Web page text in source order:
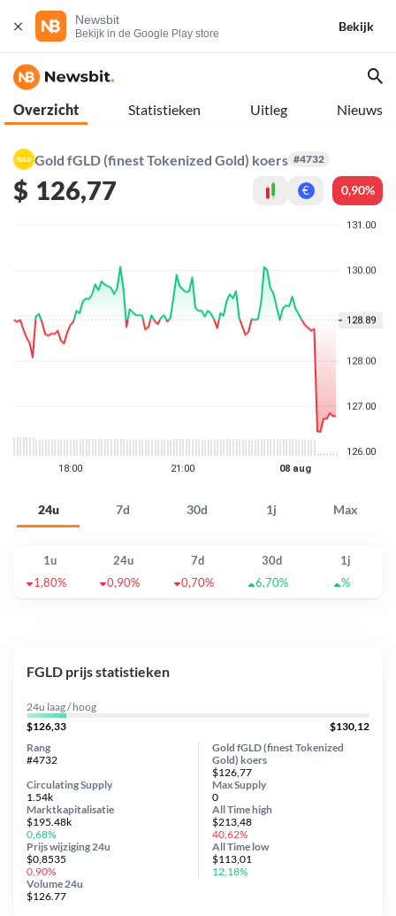
Newsbit
Bekijk in de Google Play store
Bekijk
Overzicht Statistieken Uitleg Nieuws
Gold fGLD (finest Tokenized Gold) koers #4732
$ 126,77 € 0,90%
24u 7d 30d 1j Max
1u 24u 7d 30d
1j
1,80%
0,90% 0,70% 6,70% %
FGLD prijs statistieken
24u laag / hoog
$126,33
$130,12
Gold fGLD (finest Tokenized
Gold) koers
$126,77
Circulating Supply
1.54k
Prijs wijziging 24u
$0,8535
0,90%
Max Supply
0
Marktkapitalisatie
$195.48k
0,68%
Volume 24u
$126.77
Rang
#4732
All Timehigh
$213,48
40,62%
All Time low
$113,01
12,18%